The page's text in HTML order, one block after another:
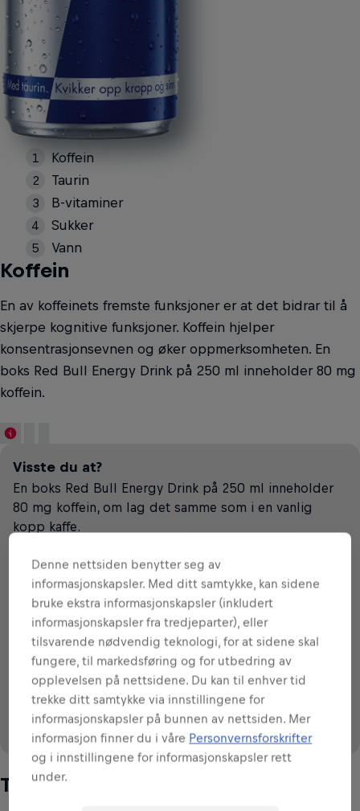
Koffein
Taurin
B-vitaminer
Sukker
Vann
Koffein
En av koffeinets fremste funksjoner er at det bidrar til å
skjerpe kognitive funksjoner. Koffein hjelper
konsentrasjonsevnen og øker oppmerksomheten. En
boks Red Bull Energy Drink på 250 ml inneholder 80 mg
koffein.
Visste du at?
En boks Red Bull Energy Drink på 250 ml inneholder
80 mg koffein, om lag det samme som i en vanlig
kopp kaffe.
80mg
per 250 ml
90mg
per 250 ml
~57mg
per 250 ml
79mg
per 250 ml
~28mg
per 250 ml
90mg
per 250 ml
VS
Source: IFIC (2008 & 2015), EFSA (2015)
Taurin
Denne nettsiden benytter seg av
informasjonskapsler. Med ditt samtykke, kan sidene
bruke ekstra informasjonskapsler (inkludert
informasjonskapsler fra tredjeparter), eller
tilsvarende nødvendig teknologi, for at sidene skal
fungere, til markedsføring og for utbedring av
opplevelsen på nettsidene. Du kan til enhver tid
trekke ditt samtykke via innstillingene for
informasjonskapsler på bunnen av nettsiden. Mer
informasjon finner du i våre Personvernsforskrifter
og i innstillingene for informasjonskapsler rett
under.